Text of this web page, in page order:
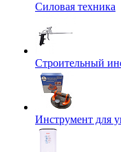
Силовая техника
Строительный
Инструмент для